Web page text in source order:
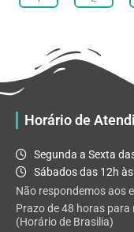
Horário de
Segunda a Sexta
Sábados das 12h
Não respondemos aos
Prazo de 48 horas para
(Horário de Brasilia)